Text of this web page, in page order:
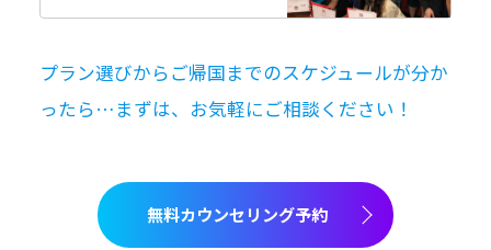
プラン選びからご帰国までのスケジュールが分か
ったら…まずは、お気軽にご相談ください！
無料カウンセリング予約